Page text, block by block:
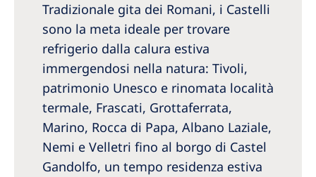
Tradizionale gita dei Romani, i Castelli
sono la meta ideale per trovare
refrigerio dalla calura estiva
immergendosi nella natura: Tivoli,
patrimonio Unesco e rinomata località
termale, Frascati, Grottaferrata,
Marino, Rocca di Papa, Albano Laziale,
Nemi e Velletri fino al borgo di Castel
Gandolfo, un tempo residenza estiva